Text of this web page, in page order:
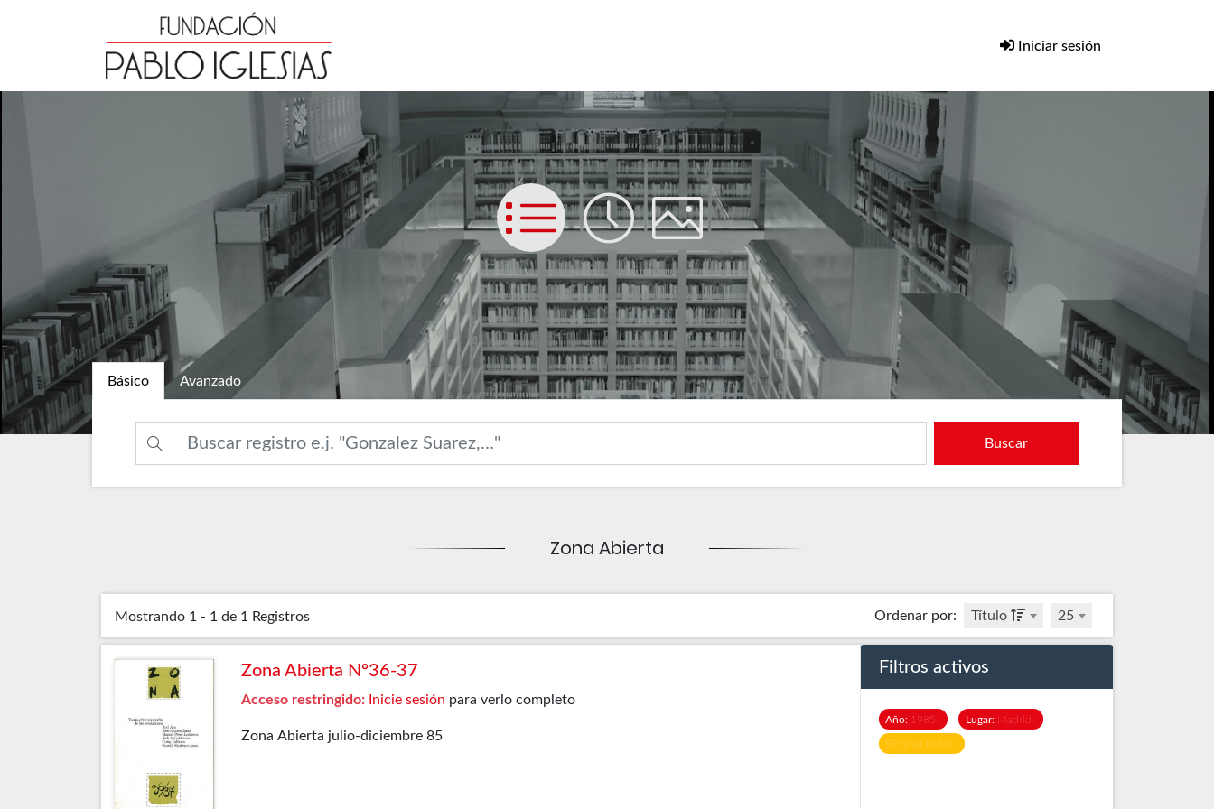
Iniciar sesión
List Time Picture
Básico Avanzado
Buscar
Zona Abierta
Mostrando 1 - 1 de 1 Registros Ordenar por: Título 25
Zona Abierta Nº36-37
Acceso restringido: Inicie sesión para verlo completo
Zona Abierta julio-diciembre 85
Filtros activos
Año: 1985 Lugar:Madrid
Eliminar todos